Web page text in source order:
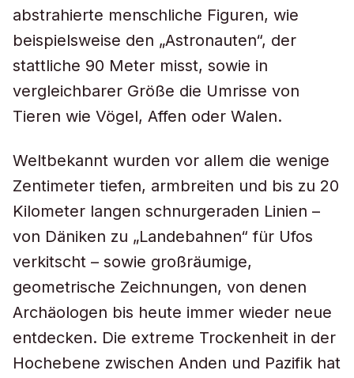
abstrahierte menschliche Figuren, wie
beispielsweise den „Astronauten“, der
stattliche 90 Meter misst, sowie in
vergleichbarer Größe die Umrisse von
Tieren wie Vögel, Affen oder Walen.
Weltbekannt wurden vor allem die wenige
Zentimeter tiefen, armbreiten und bis zu 20
Kilometer langen schnurgeraden Linien –
von Däniken zu „Landebahnen“ für Ufos
verkitscht – sowie großräumige,
geometrische Zeichnungen, von denen
Archäologen bis heute immer wieder neue
entdecken. Die extreme Trockenheit in der
Hochebene zwischen Anden und Pazifik hat